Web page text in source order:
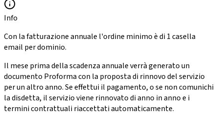
Info
Con la fatturazione annuale l'ordine minimo è di 1 casella
email per dominio.
Il mese prima della scadenza annuale verrà generato un
documento Proforma con la proposta di rinnovo del servizio
per un altro anno. Se effettui il pagamento, o se non comunichi
la disdetta, il servizio viene rinnovato di anno in anno e i
termini contrattuali riaccettati automaticamente.